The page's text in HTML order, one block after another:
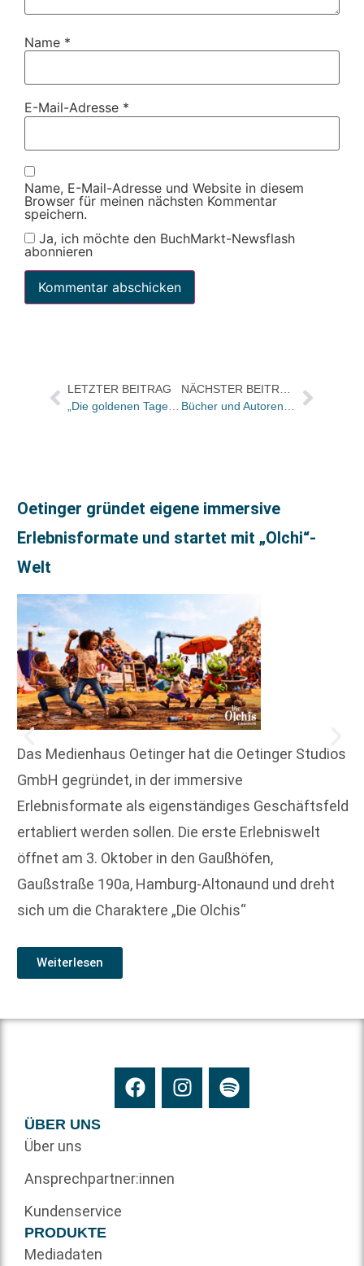
Name *
E-Mail-Adresse *
Name, E-Mail-Adresse und Website in diesem
Browser für meinen nächsten Kommentar
speichern.
Ja, ich möchte den BuchMarkt-Newsflash
abonnieren
LETZTER BEITRAG
„Die goldenen Tage der Kaffeehauskultur bleiben zeitlos lebendig“
Oetinger gründet eigene immersive
Erlebnisformate und startet mit „Olchi“-
Welt
Das Medienhaus Oetinger hat die Oetinger Studios
GmbH gegründet, in der immersive
Erlebnisformate als eigenständiges Geschäftsfeld
ertabliert werden sollen. Die erste Erlebniswelt
öffnet am 3. Oktober in den Gaußhöfen,
Gaußstraße 190a, Hamburg-Altonaund und dreht
sich um die Charaktere „Die Olchis“
Weiterlesen
ÜBER UNS
Über uns
Ansprechpartner:innen
Kundenservice
PRODUKTE
Mediadaten